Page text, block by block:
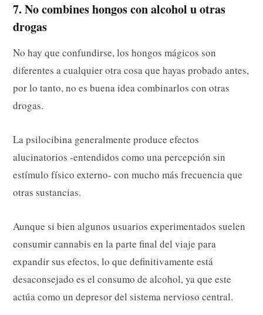
7. No combines hongos con alcohol u otras
drogas
No hay que confundirse, los hongos mágicos son
diferentes a cualquier otra cosa que hayas probado antes,
por lo tanto, no es buena idea combinarlos con otras
drogas.
La psilocibina generalmente produce efectos
alucinatorios -entendidos como una percepción sin
estímulo físico externo- con mucho más frecuencia que
otras sustancias.
Aunque si bien algunos usuarios experimentados suelen
consumir cannabis en la parte final del viaje para
expandir sus efectos, lo que definitivamente está
desaconsejado es el consumo de alcohol, ya que este
actúa como un depresor del sistema nervioso central.